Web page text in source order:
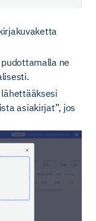
ne
asiakirjat”, jos